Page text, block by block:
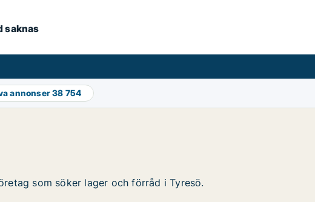
saknas
annonser38 754
som söker lager och förråd i Tyresö.